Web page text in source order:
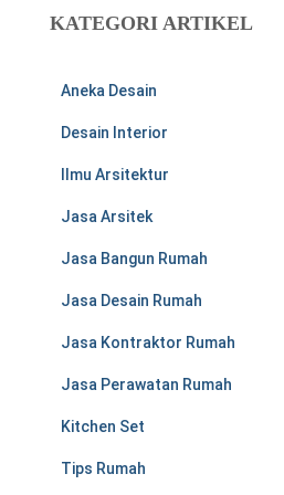
n
KATEGORI ARTIKEL
Aneka Desain
Desain Interior
Ilmu Arsitektur
Jasa Arsitek
Jasa Bangun Rumah
Jasa Desain Rumah
Jasa Kontraktor Rumah
Jasa Perawatan Rumah
Kitchen Set
Tips Rumah